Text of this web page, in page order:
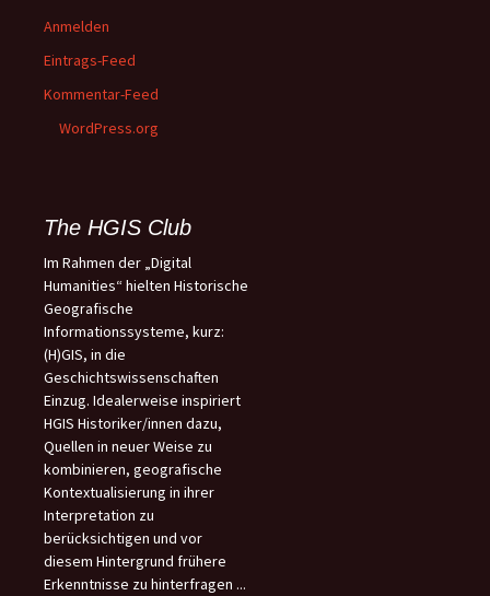
Anmelden
Eintrags-Feed
Kommentar-Feed
WordPress.org
The HGIS Club
Im Rahmen der „Digital
Humanities“ hielten Historische
Geografische
Informationssysteme, kurz:
(H)GIS, in die
Geschichtswissenschaften
Einzug. Idealerweise inspiriert
HGIS Historiker/innen dazu,
Quellen in neuer Weise zu
kombinieren, geografische
Kontextualisierung in ihrer
Interpretation zu
berücksichtigen und vor
diesem Hintergrund frühere
Erkenntnisse zu hinterfragen ...